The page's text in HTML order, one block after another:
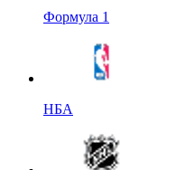
Формула 1
НБА